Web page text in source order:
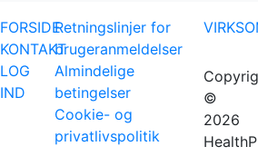
FORSIDE
KONTAKT
LOG
IND
Retningslinjer for
brugeranmeldelser
Almindelige
betingelser
Cookie- og
privatlivspolitik
©
2026